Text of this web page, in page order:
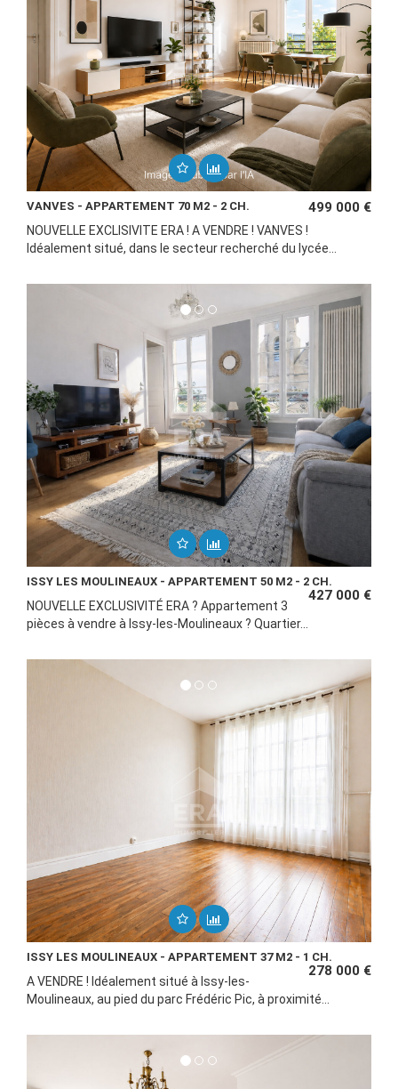
VANVES - APPARTEMENT 70 M2 - 2 CH. 499 000 €
NOUVELLE EXCLISIVITE ERA ! A VENDRE ! VANVES !
Idéalement situé, dans le secteur recherché du lycée...
ISSY LES MOULINEAUX - APPARTEMENT 50 M2 - 2 CH.
427 000 €
NOUVELLE EXCLUSIVITÉ ERA ? Appartement 3
pièces à vendre à Issy-les-Moulineaux ? Quartier...
ISSY LES MOULINEAUX - APPARTEMENT 37 M2 - 1 CH.
278 000 €
A VENDRE ! Idéalement situé à Issy-les-
Moulineaux, au pied du parc Frédéric Pic, à proximité...